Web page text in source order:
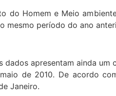
do Homem e Meio
mesmo período do ano
apresentam ainda
de 2010. De acordo
Janeiro.